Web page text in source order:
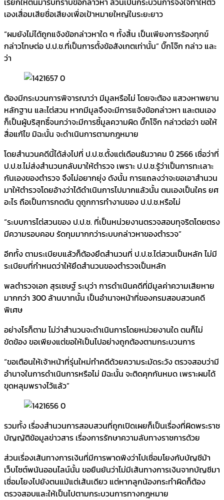
เองเสื่อมเสียชื่อเสียงเพื่อเป้าหมายใหญ่ในระยะยาว
“ผมยังไม่ได้ถูกแจ้งข้อกล่าวหาใด ๆ ทั้งสิ้น เป็นเพียงการร้องทุกข์
กล่าวโทษต่อ ป.ป.ช.ที่เป็นการตั้งข้อสังเกตเท่านั้น” บิ๊กโจ๊ก กล่าว และ
ว่า
ต้องมีกระบวนการพิจารณาว่า มีมูลหรือไม่ โดยจะต้อง แสวงหาพยาน
หลักฐาน และไต่สวน หากมีมูลจึงจะมีการแจ้งข้อกล่าวหา และตนเอง
ก็เป็นผู้บริสุทธิ์จนกว่าจะมีการชี้มูลความผิด บิ๊กโจ๊ก กล่าวต่อว่า ขอให้
สื่อแก้ไข มิฉะนั้น จะดำเนินการตามกฎหมาย
โดยสำนวนคดีนี้ได้ส่งไปที่ ป.ป.ช.ตั้งแต่เดือนธันวาคม ปี 2566 เชื่อว่าที่
ป.ป.ช.ไม่ส่งสำนวนกลับมาให้ตำรวจ เพราะ ป.ป.ช.รู้ว่าเป็นการทะเลาะ
กันเองของตำรวจ จึงไม่อยากยุ่ง ดังนั้น การแถลงว่าจะขอเอาสำนวน
มาให้ตำรวจโดยอ้างว่าได้ดำเนินการไปมากแล้วนั้น ตนเองเป็นใคร ยศ
อะไร ถือเป็นการกดดัน ดูถูกการทำงานของ ป.ป.ช.หรือไม่
“ระบบการไต่สวนของ ป.ป.ช. ที่เป็นหน่วยงานตรวจสอบทุจริตโดยตรง
มีความรอบคอบ รัดกุมมากกว่าระบบกล่าวหาของตำรวจ”
อีกทั้ง ตามระเบียบแล้วก็ต้องยึดสำนวนที่ ป.ป.ช.ไต่สวนเป็นหลัก ไม่มี
ระเบียบที่กำหนดว่าให้ยึดสำนวนของตำรวจเป็นหลัก
พลตำรวจเอก สุรเชษฐ์ ระบุว่า การดำเนินคดีที่มีมูลค่าความเสียหาย
มากกว่า 300 ล้านบาทนั้น เป็นอำนาจหน้าที่ของกรมสอบสวนคดี
พิเศษ
อย่างไรก็ตาม ไม่ว่าสำนวนจะดำเนินการโดยหน่วยงานใด ตนก็ไม่
ขัดข้อง ขอเพียงแต่ขอให้เป็นไปอย่างถูกต้องตามกระบวนการ
“ขอเตือนให้เจ้าหน้าที่รุ่นใหม่ทำคดีด้วยความระมัดระวัง ตรวจสอบว่ามี
อำนาจในการดำเนินการหรือไม่ มิฉะนั้น จะติดคุกกันหมด เพราะผมได้
ขุดหลุมพรางไว้แล้ว”
รวมทั้ง เรื่องสำนวนการสอบสวนที่ถูกเปิดเผยก็เป็นเรื่องที่ผิดพระราช
บัญญัติข้อมูลข่าวสาร เรื่องการรักษาความลับทางราชการด้วย
ส่วนเรื่องเส้นทางการเงินที่มีการพาดพิงว่าไปเชื่อมโยงกับบัญชีม้า
เว็บไซต์พนันออนไลน์นั้น ขอยืนยันว่าไม่มีเส้นทางการเงินจากบัญชีมา
เชื่อมโยงไปยังตนแม้แต่เส้นเดียว แต่หากลูกน้องกระทำผิดก็ต้อง
ตรวจสอบและให้เป็นไปตามกระบวนการทางกฎหมาย